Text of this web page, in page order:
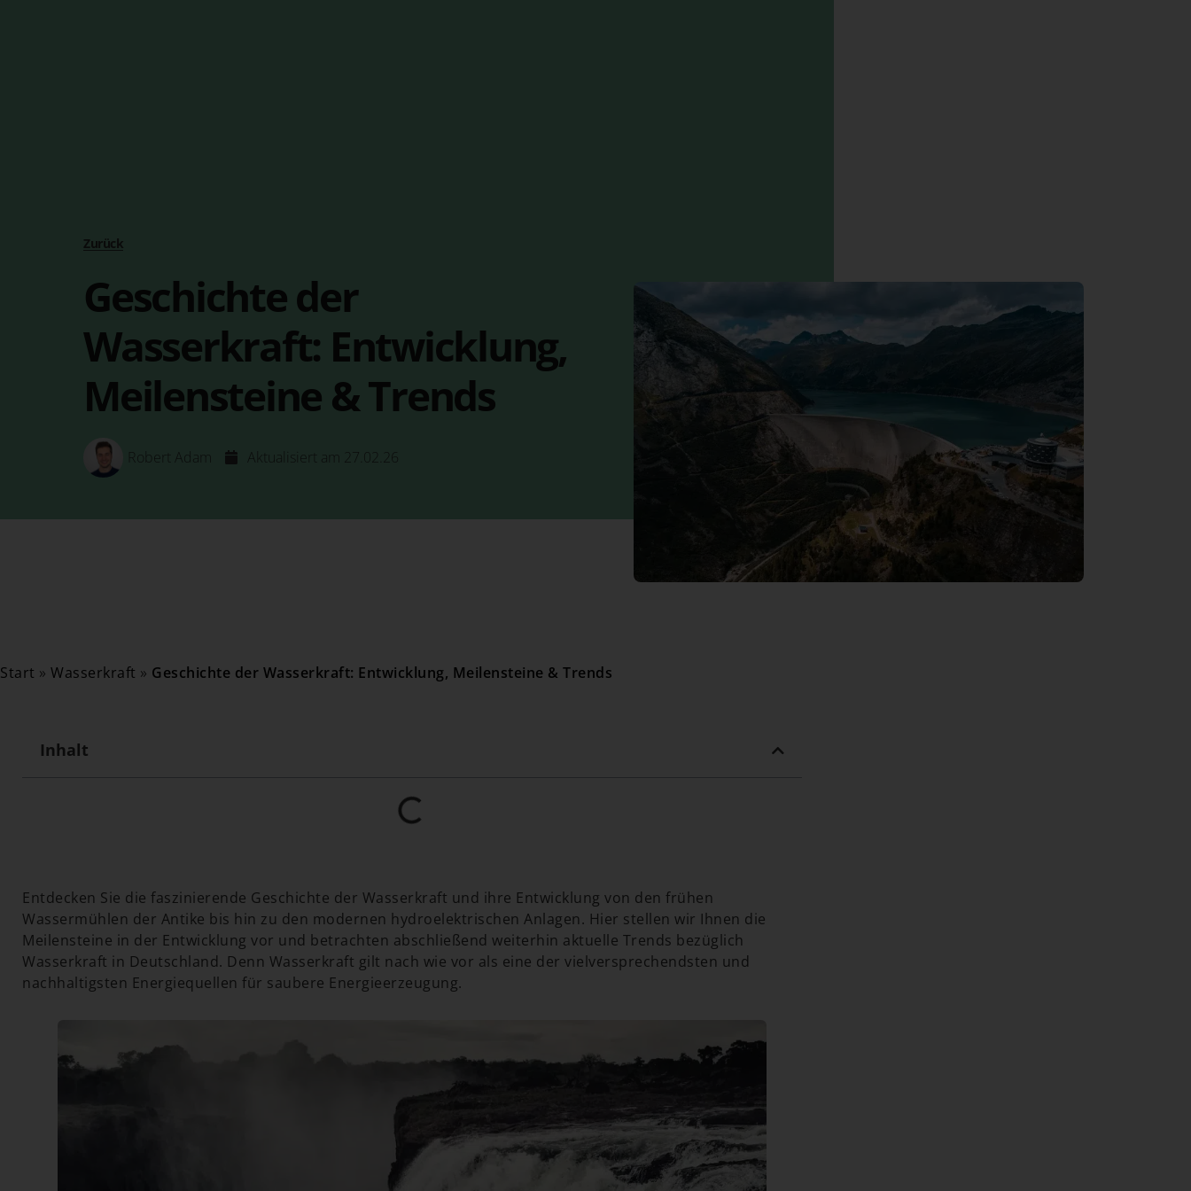
Zurück
Geschichte der
Wasserkraft: Entwicklung,
Meilensteine & Trends
Robert Adam Aktualisiert am 27.02.26
Start » Wasserkraft » Geschichte der Wasserkraft: Entwicklung, Meilensteine & Trends
Inhalt
Entdecken Sie die faszinierende Geschichte der Wasserkraft und ihre Entwicklung von den frühen
Wassermühlen der Antike bis hin zu den modernen hydroelektrischen Anlagen. Hier stellen wir Ihnen die
Meilensteine in der Entwicklung vor und betrachten abschließend weiterhin aktuelle Trends bezüglich
Wasserkraft in Deutschland. Denn Wasserkraft gilt nach wie vor als eine der vielversprechendsten und
nachhaltigsten Energiequellen für saubere Energieerzeugung.